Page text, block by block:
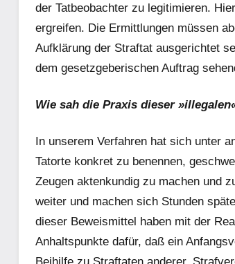
der Tatbeobachter zu legitimieren.
ergreifen. Die Ermittlungen müssen
Aufklärung der Straftat ausgerichtet
dem gesetzgeberischen Auftrag
Wie sah die Praxis dieser
In unserem Verfahren hat sich unter
Tatorte konkret zu benennen,
Zeugen aktenkundig zu machen und
weiter und machen sich Stunden
dieser Beweismittel haben mit der
Anhaltspunkte dafür, daß ein